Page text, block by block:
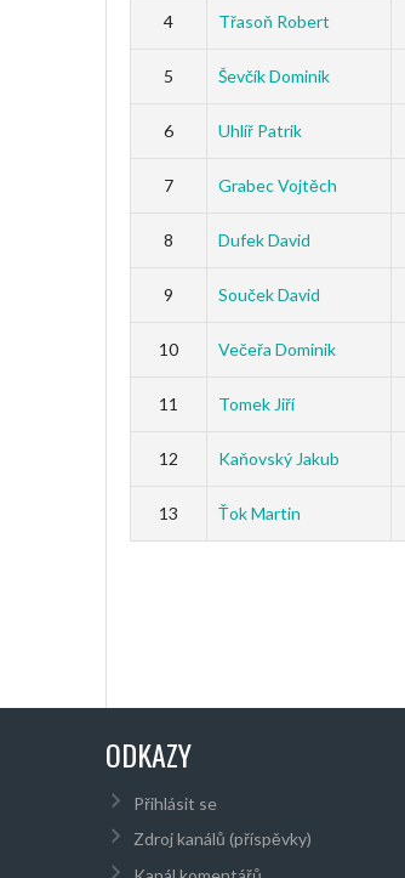
4 Třasoň Robert
5 Ševčík Dominik
6 Uhlíř Patrik
7 Grabec Vojtěch
8 Dufek David
9 Souček David
10 Večeřa Dominik
11 Tomek Jiří
12 Kaňovský Jakub
13 Ťok Martin
ODKAZY
Přihlásit se
Zdroj kanálů (příspěvky)